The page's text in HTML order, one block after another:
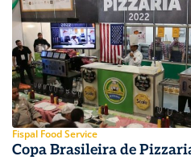
Fispal Food Service
Copa Brasileira de